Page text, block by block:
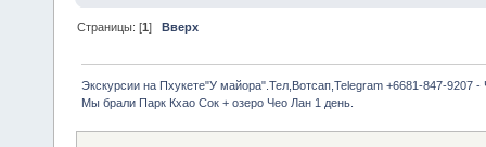
Страницы: [1]Вверх
Экскурсии на Пхукете"У майора".Тел,Вотсап,Telegram +6681-847-9207 -
Мы брали Парк Кхао Сок + озеро Чео Лан 1 день.